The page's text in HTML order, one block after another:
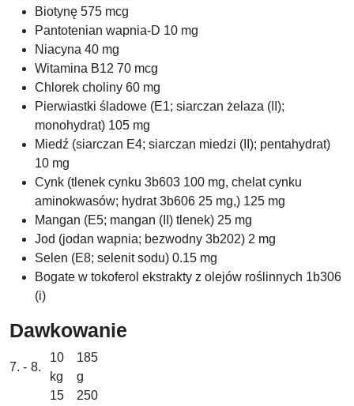
Biotynę 575 mcg
Pantotenian wapnia-D 10 mg
Niacyna 40 mg
Witamina B12 70 mcg
Chlorek choliny 60 mg
Pierwiastki śladowe (E1; siarczan żelaza (II);
monohydrat) 105 mg
Miedź (siarczan E4; siarczan miedzi (II); pentahydrat)
10 mg
Cynk (tlenek cynku 3b603 100 mg, chelat cynku
aminokwasów; hydrat 3b606 25 mg,) 125 mg
Mangan (E5; mangan (II) tlenek) 25 mg
Jod (jodan wapnia; bezwodny 3b202) 2 mg
Selen (E8; selenit sodu) 0.15 mg
Bogate w tokoferol ekstrakty z olejów roślinnych 1b306
(i)
Dawkowanie
7. - 8.
10
kg
185
g
15
250